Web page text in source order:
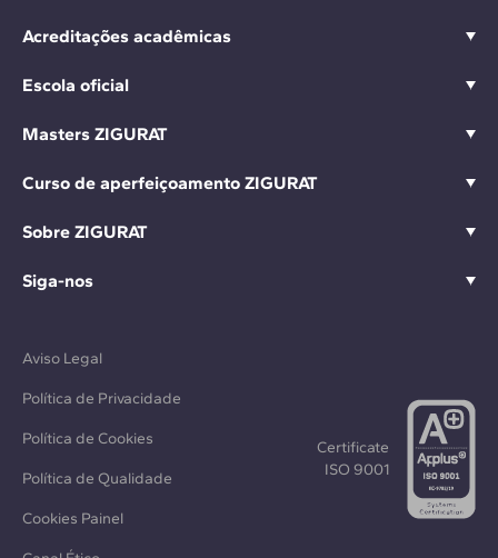
Acreditações acadêmicas
Escola oficial
Masters ZIGURAT
Curso de aperfeiçoamento ZIGURAT
Sobre ZIGURAT
Siga-nos
Aviso Legal
Política de Privacidade
Política de Cookies
Política de Qualidade
Cookies Painel
Certificate
ISO 9001